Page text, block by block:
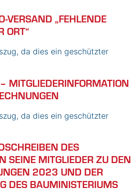
VERSAND „FEHLENDE
ORT“
da dies ein geschützter
MITGLIEDERINFORMATION
da dies ein geschützter
DES
SEINE MITGLIEDER ZU DEN
2023 UND DER
DES BAUMINISTERIUMS